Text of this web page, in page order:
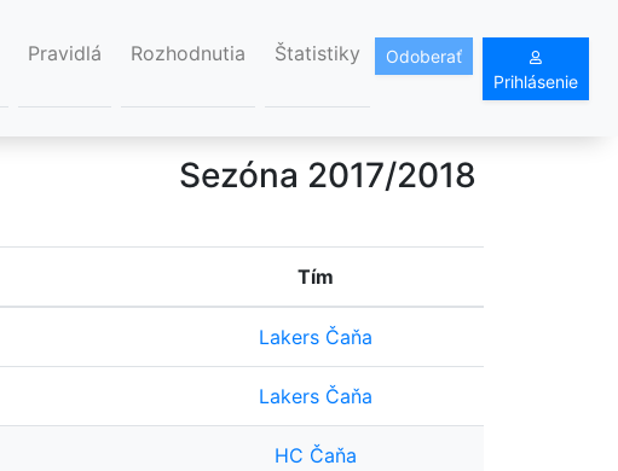
Pravidlá Rozhodnutia Štatistiky
Odoberať
Prihlásenie
Sezóna 2017/2018
Tím
Lakers Čaňa
Lakers Čaňa
HC Čaňa